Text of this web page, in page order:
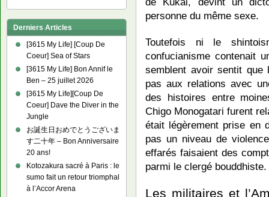
personne du même sexe.
Toutefois ni le
confucianisme contenait
semblent avoir sentit que
pas aux relations avec
des histoires entre
Chigo Monogatari furent
était légèrement prise en
pas un niveau de
effarés faisaient des
parmi le clergé bouddhiste.
Les militaires et
Derniers Articles
[3615 My Life] [Coup De
Coeur] Sea of Stars
[3615 My Life] Bon Annif le
Ben – 25 juillet 2026
[3615 My Life][Coup De
Coeur] Dave the Diver in the
Jungle
お誕生日おめでとうございま
す二十年 – Bon Anniversaire
20 ans!
Kotozakura sacré à Paris : le
sumo fait un retour triomphal
à l’Accor Arena